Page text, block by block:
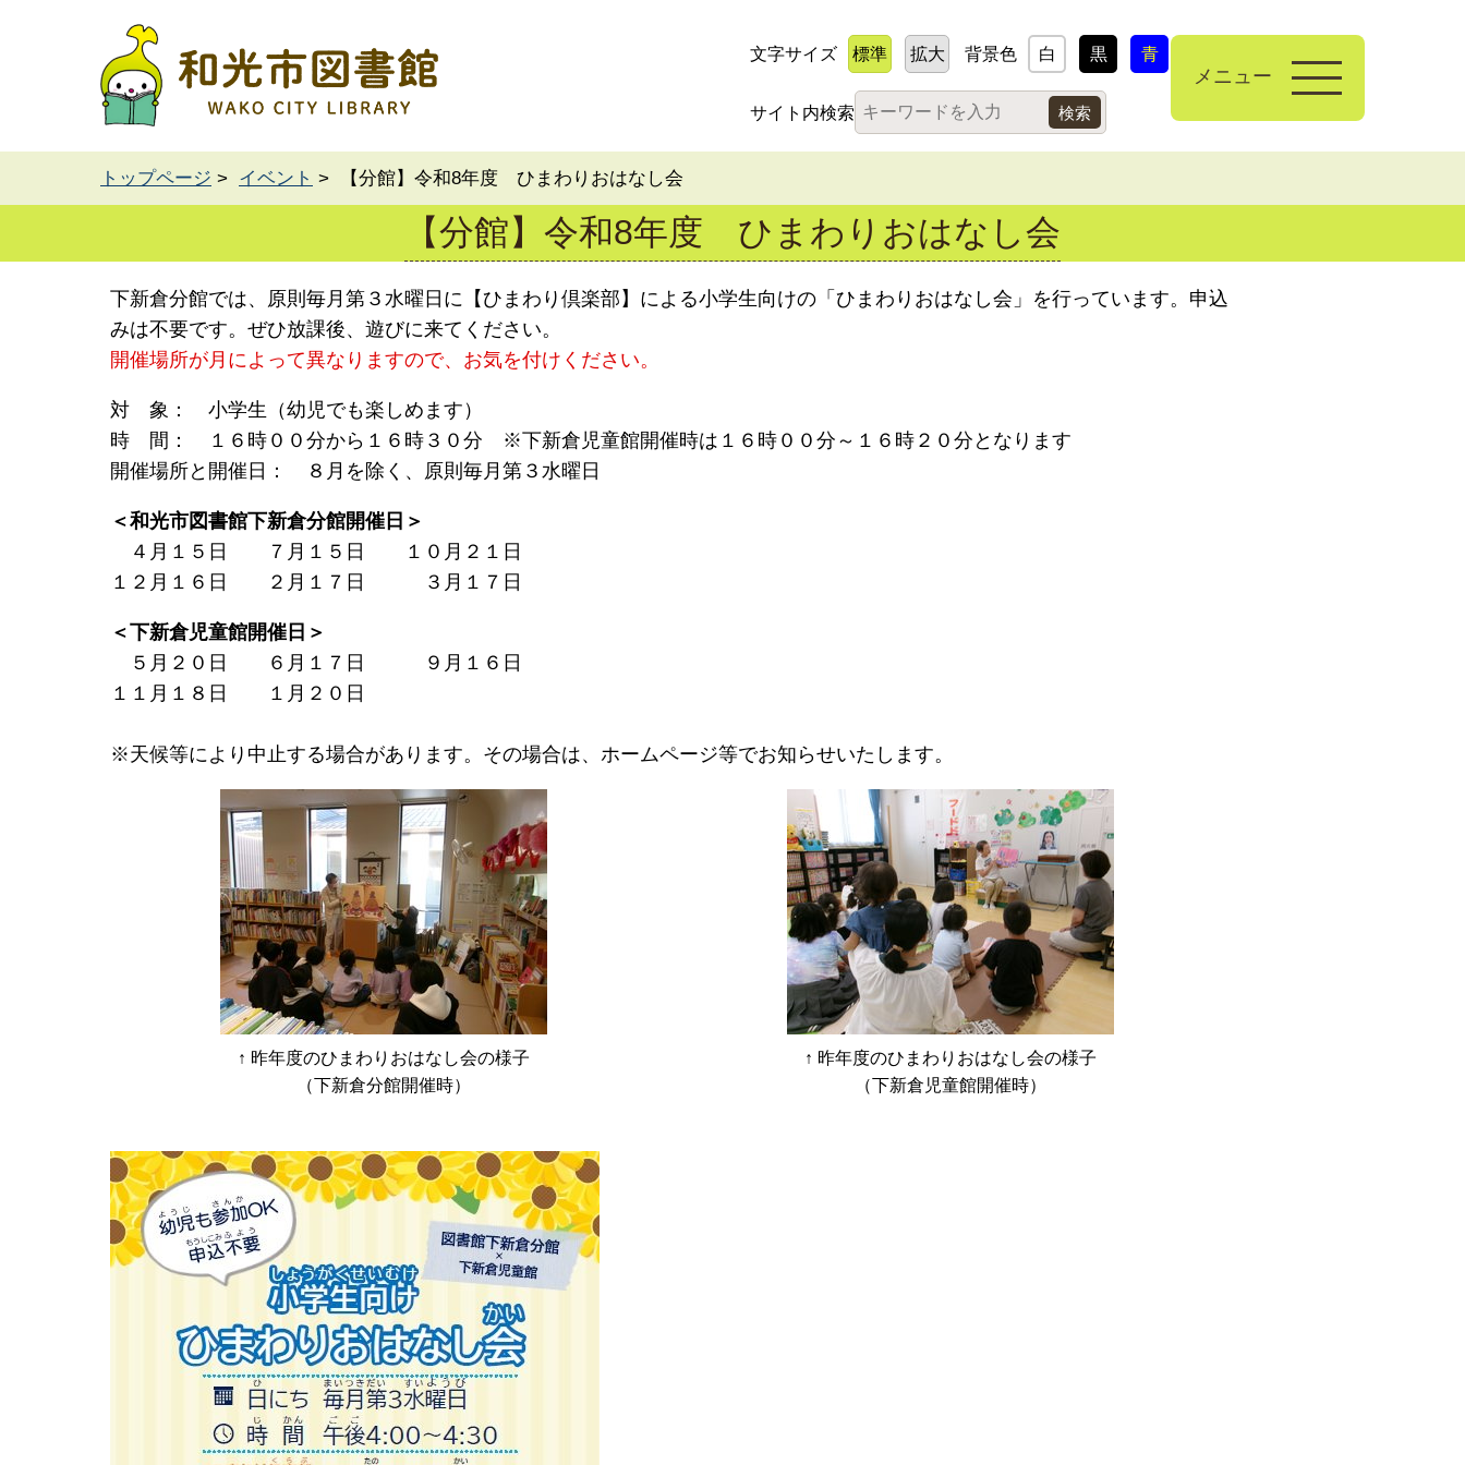
文字サイズ 標準 拡大 背景色 白 黒 青
サイト内検索
メニュー
トップページ > イベント > 【分館】令和8年度 ひまわりおはなし会
【分館】令和8年度 ひまわりおはなし会
下新倉分館では、原則毎月第３水曜日に【ひまわり倶楽部】による小学生向けの「ひまわりおはなし会」を行っています。申込
みは不要です。ぜひ放課後、遊びに来てください。
開催場所が月によって異なりますので、お気を付けください。
対 象： 小学生（幼児でも楽しめます）
時 間： １６時００分から１６時３０分 ※下新倉児童館開催時は１６時００分～１６時２０分となります
開催場所と開催日： ８月を除く、原則毎月第３水曜日
＜和光市図書館下新倉分館開催日＞
４月１５日 ７月１５日 １０月２１日
１２月１６日 ２月１７日 ３月１７日
＜下新倉児童館開催日＞
５月２０日 ６月１７日 ９月１６日
１１月１８日 １月２０日
※天候等により中止する場合があります。その場合は、ホームページ等でお知らせいたします。
↑ 昨年度のひまわりおはなし会の様子
（下新倉分館開催時）
↑ 昨年度のひまわりおはなし会の様子
（下新倉児童館開催時）